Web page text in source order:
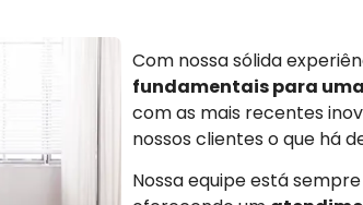
Com nossa sólida
fundamentais para
com as mais recentes
nossos clientes o que há
Nossa equipe está